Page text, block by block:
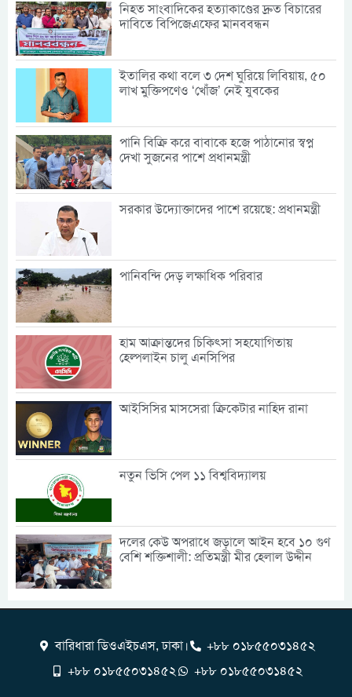
নিহত সাংবাদিকের হত্যাকাণ্ডের দ্রুত বিচারের
দাবিতে বিপিজেএফের মানববন্ধন
ইতালির কথা বলে ৩ দেশ ঘুরিয়ে লিবিয়ায়, ৫০
লাখ মুক্তিপণেও ‘খোঁজ’ নেই যুবকের
পানি বিক্রি করে বাবাকে হজে পাঠানোর স্বপ্ন
দেখা সুজনের পাশে প্রধানমন্ত্রী
সরকার উদ্যোক্তাদের পাশে রয়েছে: প্রধানমন্ত্রী
পানিবন্দি দেড় লক্ষাধিক পরিবার
হাম আক্রান্তদের চিকিৎসা সহযোগিতায়
হেল্পলাইন চালু এনসিপির
আইসিসির মাসসেরা ক্রিকেটার নাহিদ রানা
নতুন ভিসি পেল ১১ বিশ্ববিদ্যালয়
দলের কেউ অপরাধে জড়ালে আইন হবে ১০ গুণ
বেশি শক্তিশালী: প্রতিমন্ত্রী মীর হেলাল উদ্দীন
বারিধারা ডিওএইচএস, ঢাকা।
+৮৮ ০১৮৫৫০৩১৪৫২
+৮৮ ০১৮৫৫০৩১৪৫২
+৮৮ ০১৮৫৫০৩১৪৫২